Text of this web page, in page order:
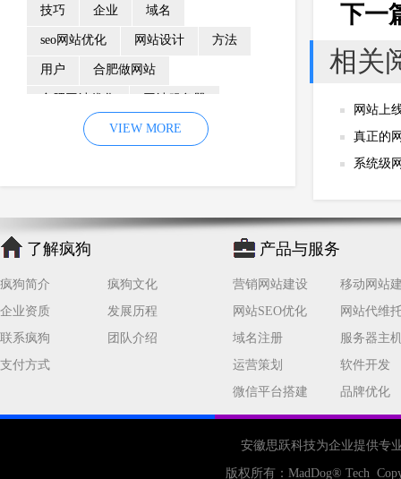
技巧 企业 域名
seo网站优化 网站设计 方法
用户 合肥做网站
优化 网站降权
企业网站建设 效果 页面
网络营销 因素 网络公司
网站流量
百度优化 网站收录
网站seo 专业
手机 方面 搜索引擎优化
合肥网站制作
VIEW MORE
下一
相关
网站上
真正的
系统级
了解疯狗
疯狗简介
疯狗文化
企业资质
发展历程
联系疯狗
团队介绍
支付方式
产品与服务
营销网站建设
移动网站
网站SEO优化
网站代维
域名注册
服务器主
运营策划
软件开发
微信平台搭建
品牌优化
安徽思跃科技为企业提供专
版权所有： MadDog® Tech